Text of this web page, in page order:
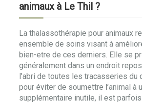
animaux à Le Thil ?
La thalassothérapie pour animaux
ensemble de soins visant à
bien-etre de ces derniers. Elle se
généralement dans un endroit
l’abri de toutes les tracasseries du
pour éviter de soumettre l’animal à
supplémentaire inutile, il est